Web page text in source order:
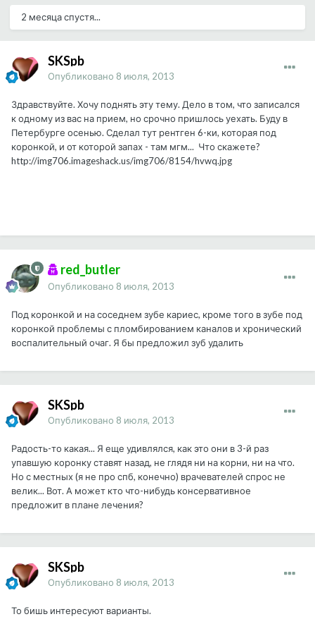
2 месяца спустя...
SKSpb
Опубликовано 8 июля, 2013
Здравствуйте. Хочу поднять эту тему. Дело в том, что записался
к одному из вас на прием, но срочно пришлось уехать. Буду в
Петербурге осенью. Сделал тут рентген 6-ки, которая под
коронкой, и от которой запах - там мгм... Что скажете?
http://img706.imageshack.us/img706/8154/hvwq.jpg
red_butler
Опубликовано 8 июля, 2013
Под коронкой и на соседнем зубе кариес, кроме того в зубе под
коронкой проблемы с пломбированием каналов и хронический
воспалительный очаг. Я бы предложил зуб удалить
SKSpb
Опубликовано 8 июля, 2013
Радость-то какая... Я еще удивлялся, как это они в 3-й раз
упавшую коронку ставят назад, не глядя ни на корни, ни на что.
Но с местных (я не про спб, конечно) врачевателей спрос не
велик... Вот. А может кто что-нибудь консервативное
предложит в плане лечения?
SKSpb
Опубликовано 8 июля, 2013
То бишь интересуют варианты.